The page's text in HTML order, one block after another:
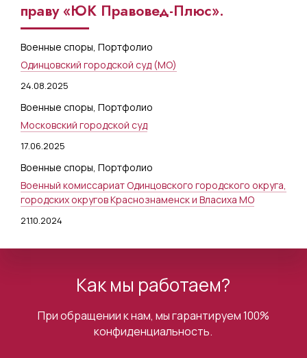
праву «ЮК Правовед-Плюс».
Военные споры, Портфолио
Одинцовский городской суд (МО)
24.08.2025
Военные споры, Портфолио
Московский городской суд
17.06.2025
Военные споры, Портфолио
Военный комиссариат Одинцовского городского округа,
городских округов Краснознаменск и Власиха МО
21.10.2024
Как мы работаем?
При обращении к нам, мы гарантируем 100%
конфиденциальность.